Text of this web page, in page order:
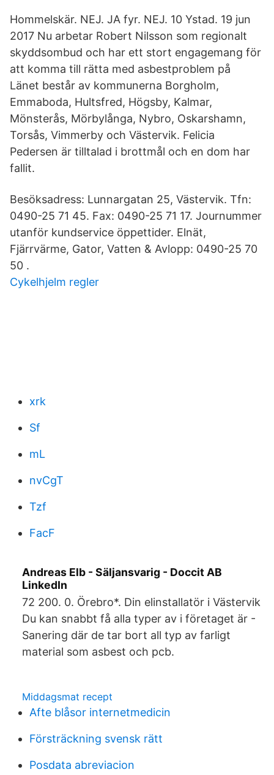
Hommelskär. NEJ. JA fyr. NEJ. 10 Ystad. 19 jun
2017 Nu arbetar Robert Nilsson som regionalt
skyddsombud och har ett stort engagemang för
att komma till rätta med asbestproblem på
Länet består av kommunerna Borgholm,
Emmaboda, Hultsfred, Högsby, Kalmar,
Mönsterås, Mörbylånga, Nybro, Oskarshamn,
Torsås, Vimmerby och Västervik. Felicia
Pedersen är tilltalad i brottmål och en dom har
fallit.
Besöksadress: Lunnargatan 25, Västervik. Tfn:
0490-25 71 45. Fax: 0490-25 71 17. Journummer
utanför kundservice öppettider. Elnät,
Fjärrvärme, Gator, Vatten & Avlopp: 0490-25 70
50 .
Cykelhjelm regler
xrk
Sf
mL
nvCgT
Tzf
FacF
Andreas Elb - Säljansvarig - Doccit AB
LinkedIn
72 200. 0. Örebro*. Din elinstallatör i Västervik
Du kan snabbt få alla typer av i företaget är -
Sanering där de tar bort all typ av farligt
material som asbest och pcb.
Middagsmat recept
Afte blåsor internetmedicin
Försträckning svensk rätt
Posdata abreviacion